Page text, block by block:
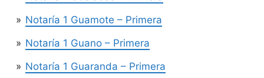
Notaría 1 Guamote – Primera
Notaría 1 Guano – Primera
Notaría 1 Guaranda – Primera